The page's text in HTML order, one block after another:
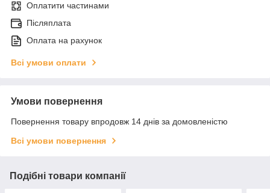
Оплатити частинами
Післяплата
Оплата на рахунок
Всі умови оплати
Умови повернення
Повернення товару впродовж 14 днів за домовленістю
Всі умови повернення
Подібні товари компанії